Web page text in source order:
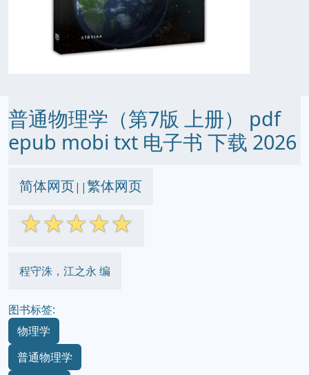
普通物理学（第7版 上册） pdf
epub mobi txt 电子书 下载 2026
简体网页||繁体网页
☆☆☆☆☆
程守洙，江之永 编
图书标签:
物理学
普通物理学